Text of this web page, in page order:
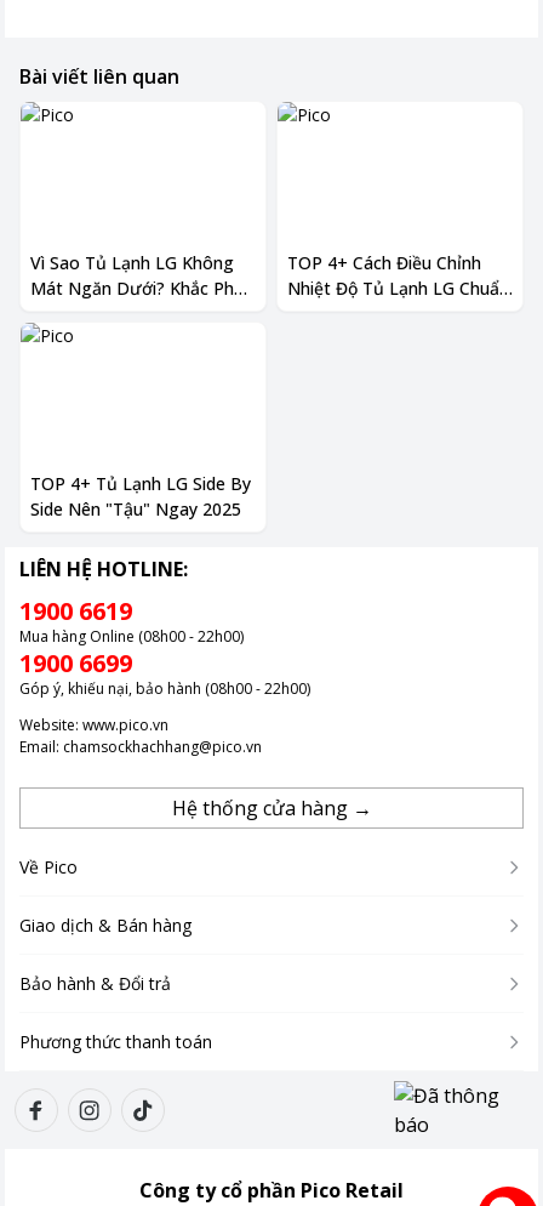
Bài viết liên quan
Vì Sao Tủ Lạnh LG Không
Mát Ngăn Dưới? Khắc Phục
TOP 4+ Cách Điều Chỉnh
Nhiệt Độ Tủ Lạnh LG Chuẩn
TOP 4+ Tủ Lạnh LG Side By
Side Nên "Tậu" Ngay 2025
LIÊN HỆ HOTLINE:
1900 6619
Mua hàng Online (08h00 - 22h00)
1900 6699
Góp ý, khiếu nại, bảo hành (08h00 - 22h00)
Website: www.pico.vn
Email: chamsockhachhang@pico.vn
Hệ thống cửa hàng →
Về Pico
Giao dịch & Bán hàng
Bảo hành & Đổi trả
Phương thức thanh toán
Công ty cổ phần Pico Retail